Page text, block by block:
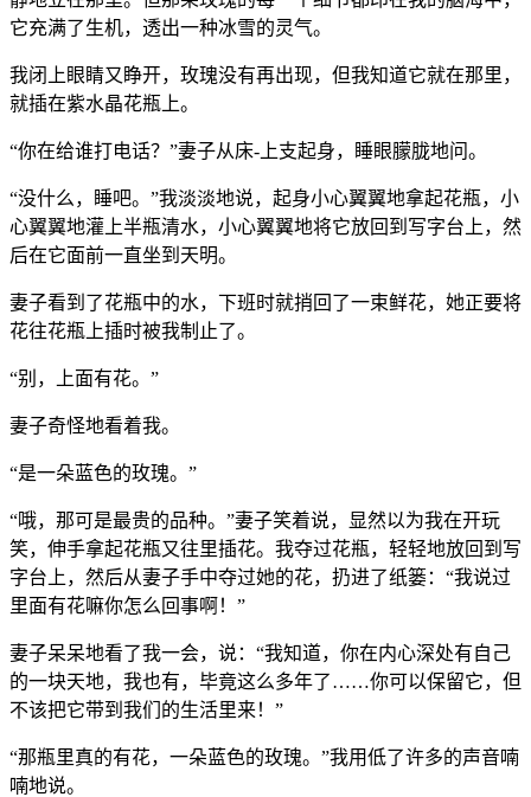
它充满了生机，透出一种冰雪的灵气。
我闭上眼睛又睁开，玫瑰没有再出现，但我知道它就在那里，
就插在紫水晶花瓶上。
“你在给谁打电话？”妻子从床-上支起身，睡眼朦胧地问。
“没什么，睡吧。”我淡淡地说，起身小心翼翼地拿起花瓶，小
心翼翼地灌上半瓶清水，小心翼翼地将它放回到写字台上，然
后在它面前一直坐到天明。
妻子看到了花瓶中的水，下班时就捎回了一束鲜花，她正要将
花往花瓶上插时被我制止了。
“别，上面有花。”
妻子奇怪地看着我。
“是一朵蓝色的玫瑰。”
“哦，那可是最贵的品种。”妻子笑着说，显然以为我在开玩
笑，伸手拿起花瓶又往里插花。我夺过花瓶，轻轻地放回到写
字台上，然后从妻子手中夺过她的花，扔进了纸篓：“我说过
里面有花嘛你怎么回事啊！”
妻子呆呆地看了我一会，说：“我知道，你在内心深处有自己
的一块天地，我也有，毕竟这么多年了……你可以保留它，但
不该把它带到我们的生活里来！”
“那瓶里真的有花，一朵蓝色的玫瑰。”我用低了许多的声音喃
喃地说。